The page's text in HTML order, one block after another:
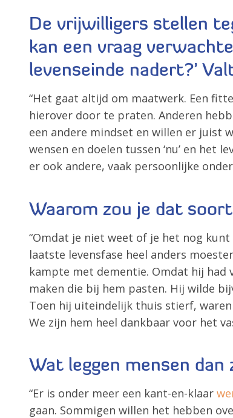
De vrijwilligers stellen
kan een vraag
levenseinde nadert?’
“Het gaat altijd om maatwerk. Een
hierover door te praten. Anderen
een andere mindset en willen er juist
wensen en doelen tussen ‘nu’ en het
er ook andere, vaak persoonlijke
Waarom zou je dat
“Omdat je niet weet of je het nog
laatste levensfase heel anders
kampte met dementie. Omdat hij had
maken die bij hem pasten. Hij wilde
Toen hij uiteindelijk thuis stierf,
We zijn hem heel dankbaar voor het
Wat leggen mensen
“Er is onder meer een kant-en-klaar
gaan. Sommigen willen het hebben